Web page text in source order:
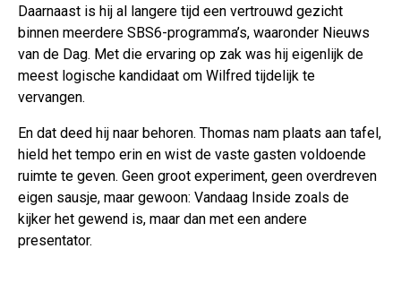
Daarnaast is hij al langere tijd een vertrouwd gezicht
binnen meerdere SBS6-programma’s, waaronder Nieuws
van de Dag. Met die ervaring op zak was hij eigenlijk de
meest logische kandidaat om Wilfred tijdelijk te
vervangen.
En dat deed hij naar behoren. Thomas nam plaats aan tafel,
hield het tempo erin en wist de vaste gasten voldoende
ruimte te geven. Geen groot experiment, geen overdreven
eigen sausje, maar gewoon: Vandaag Inside zoals de
kijker het gewend is, maar dan met een andere
presentator.